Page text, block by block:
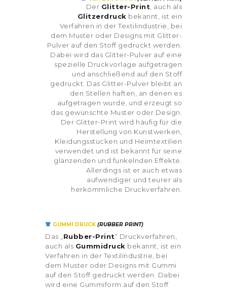
Der Glitter-Print , auch als
Glitzerdruck bekannt, ist ein
Verfahren in der Textilindustrie, bei
dem Muster oder Designs mit Glitter-
Pulver auf den Stoff gedruckt werden.
Dabei wird das Glitter-Pulver auf eine
spezielle Druckvorlage aufgetragen
und anschließend auf den Stoff
gedruckt. Das Glitter-Pulver bleibt an
den Stellen haften, an denen es
aufgetragen wurde, und erzeugt so
das gewünschte Muster oder Design.
Der Glitter-Print wird häufig für die
Herstellung von Kunstwerken,
Kleidungsstücken und Heimtextilien
verwendet und ist bekannt für seine
glänzenden und funkelnden Effekte.
Allerdings ist er auch etwas
aufwendiger und teurer als
herkömmliche Druckverfahren.
GUMMI DRUCK (RUBBER PRINT)
Das „ Rubber-Print“ Druckverfahren,
auch als Gummidruck bekannt, ist ein
Verfahren in der Textilindustrie, bei
dem Muster oder Designs mit Gummi
auf den Stoff gedruckt werden. Dabei
wird eine Gummiform auf den Stoff